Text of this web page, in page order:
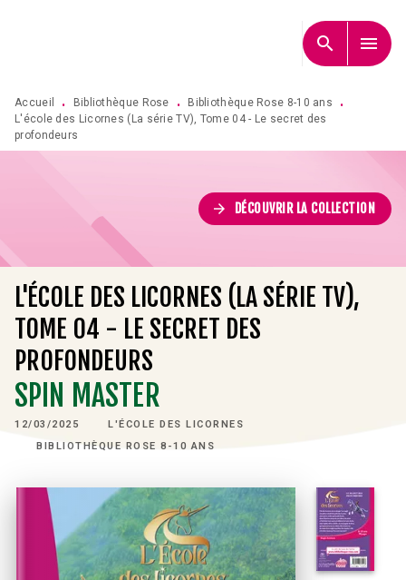
search menu
Accueil • Bibliothèque Rose • Bibliothèque Rose 8-10 ans
•
L'école des Licornes (La série TV), Tome 04 - Le secret des
profondeurs
arrow_forward DÉCOUVRIR LA COLLECTION
L'ÉCOLE DES LICORNES (LA SÉRIE TV),
TOME 04 - LE SECRET DES
PROFONDEURS
SPIN MASTER
12/03/2025
L'ÉCOLE DES LICORNES
BIBLIOTHÈQUE ROSE 8-10 ANS